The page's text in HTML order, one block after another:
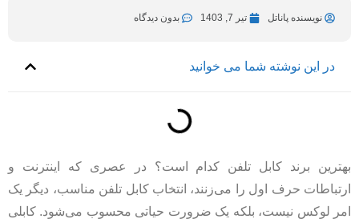
نویسنده پاناتل تیر 7, 1403 بدون دیدگاه
در این نوشته شما می خوانید
بهترین برند کابل تلفن کدام است؟ در عصری که اینترنت و
ارتباطات حرف اول را می‌زنند، انتخاب کابل تلفن مناسب، دیگر یک
امر لوکس نیست، بلکه یک ضرورت حیاتی محسوب می‌شود. کابلی